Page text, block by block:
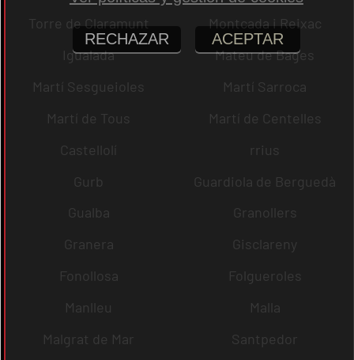
Torre de Claramunt
Montcada i Reixac
Igualada
Mateu de Bages
Martí Sesgueioles
Martí Sarroca
Martí de Tous
Martí de Centelles
Castellolí
rrius
Gurb
Guardiola de Berguedà
Gualba
Granollers
Granera
Gisclareny
Fonollosa
Folgueroles
Manlleu
Malla
Malgrat de Mar
Santpedor
RECHAZAR ACEPTAR